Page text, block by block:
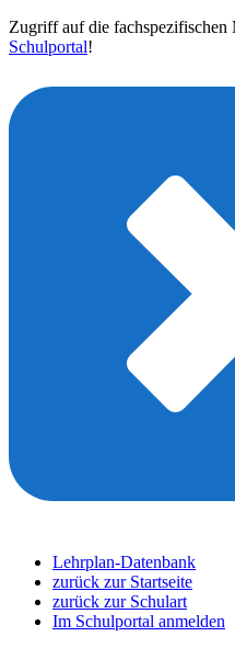
Zugriff auf die fachspezifischen
Schulportal!
Lehrplan-Datenbank
zurück zur Startseite
zurück zur Schulart
Im Schulportal anmelden